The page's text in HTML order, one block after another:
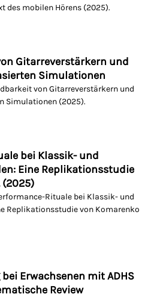
des mobilen Hörens (2025).
Gitarreverstärkern und
Simulationen
von Gitarreverstärkern und
Simulationen (2025).
bei Klassik- und
Eine Replikationsstudie
(2025)
Rituale bei Klassik- und
Replikationsstudie von Komarenko
Erwachsenen mit ADHS
Review